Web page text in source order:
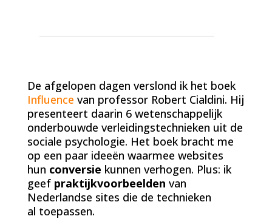
De afgelopen dagen verslond ik het boek
Influence van professor Robert Cialdini. Hij
presenteert daarin 6 wetenschappelijk
onderbouwde verleidingstechnieken uit de
sociale psychologie. Het boek bracht me
op een paar ideeën waarmee websites
hun conversie kunnen verhogen. Plus: ik
geef praktijkvoorbeelden van
Nederlandse sites die de technieken
al toepassen.